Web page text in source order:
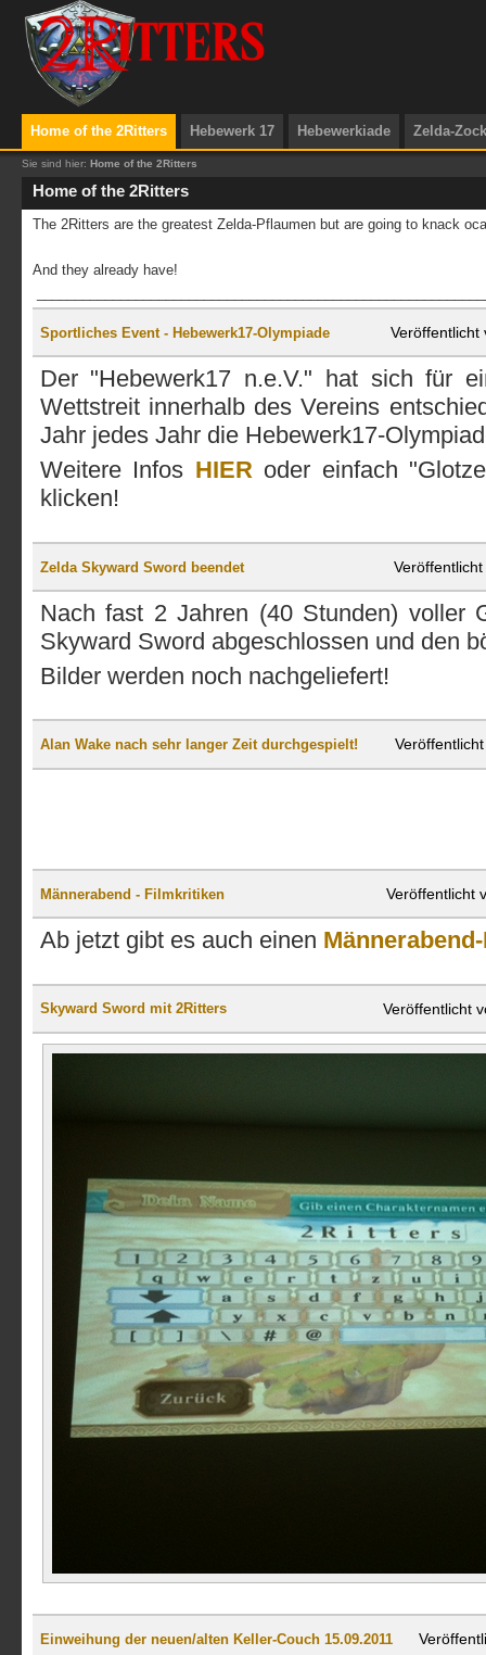
Home of the 2Ritters Hebewerk 17 Hebewerkiade Zelda-
Sie sind hier: Home of the 2Ritters
Home of the 2Ritters
The 2Ritters are the greatest Zelda-Pflaumen but are going to knack
And they already have!
Sportliches Event - Hebewerk17-Olympiade Veröffentlicht
Der "Hebewerk17 n.e.V." hat sich für
Wettstreit innerhalb des Vereins
Jahr jedes Jahr die Hebewerk17-
Weitere Infos HIERoder einfach
klicken!
Zelda Skyward Sword beendet
Nach fast 2 Jahren (40 Stunden) voller
Skyward Sword abgeschlossen und den
Bilder werden noch nachgeliefert!
Alan Wake nach sehr langer Zeit durchgespielt!
Männerabend - Filmkritiken Veröffentlicht
Ab jetzt gibt es auch einen
Skyward Sword mit 2Ritters Veröffentlicht
Einweihung der neuen/alten Keller-Couch 15.09.2011